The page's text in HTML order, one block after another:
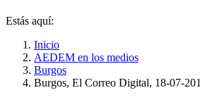
Estás aquí:
Inicio
AEDEM en los medios
Burgos
Burgos, El Correo Digital, 18-07-